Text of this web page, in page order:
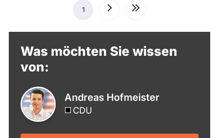
Seitennummerierung
Aktuelle
1 NächsteLetzte
Was möchten Sie wissen
von:
Andreas Hofmeister
CDU